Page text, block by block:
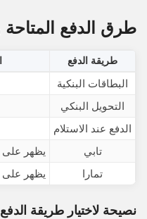
طرق الدفع المتاحة
طريقة الدفع
البطاقات البنكية
التحويل البنكي
الدفع عند الاستلام
تابي
يظهر
تمارا
يظهر
نصيحة لاختيار طريقة الدفع